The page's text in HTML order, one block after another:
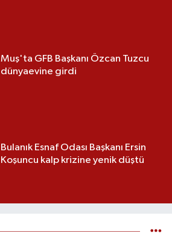
Muş'ta GFB Başkanı Özcan Tuzcu
dünyaevine girdi
Bulanık Esnaf Odası Başkanı Ersin
Koşuncu kalp krizine yenik düştü